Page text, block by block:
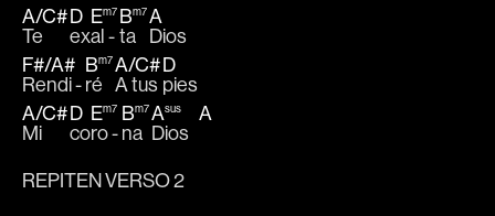
A/C#
Te
D
ex
Em7
al -
Bm7
ta
A
Dios
F#/A#
Rendi -
Bm7
ré
A/C#
A tus
D
pies
A/C#
Mi
D
co
Em7
ro -
Bm7
na
Asus
Dios
A
REPITEN VERSO 2